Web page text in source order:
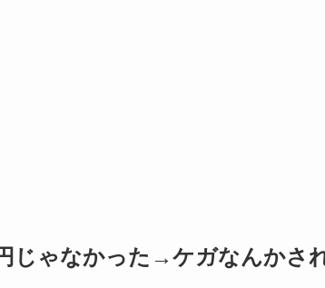
じゃなかった→ケガなんかさ